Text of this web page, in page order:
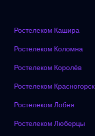
Ростелеком Кашира
Ростелеком Коломна
Ростелеком Королёв
Ростелеком Красногорск
Ростелеком Лобня
Ростелеком Люберцы